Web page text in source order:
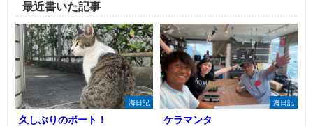
最近書いた記事
海日記
久しぶりのボート！
海日記
ケラマンタ